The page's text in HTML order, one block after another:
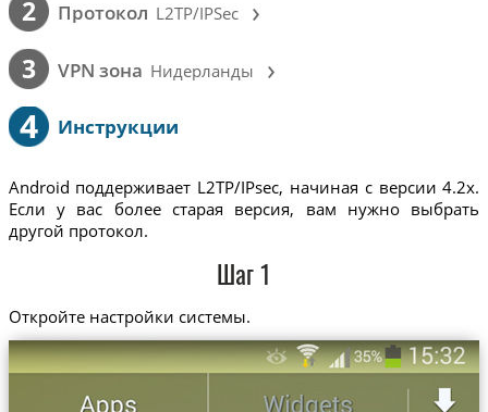
2 Протокол L2TP/IPSec ›
3 VPN зона Нидерланды ›
4 Инструкции
Android поддерживает L2TP/IPsec, начиная с версии 4.2x.
Если у вас более старая версия, вам нужно выбрать
другой протокол.
Шаг 1
Откройте настройки системы.